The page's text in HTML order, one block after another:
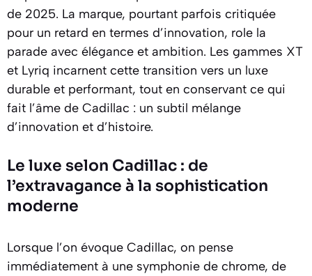
de 2025. La marque, pourtant parfois critiquée
pour un retard en termes d’innovation, role la
parade avec élégance et ambition. Les gammes XT
et Lyriq incarnent cette transition vers un luxe
durable et performant, tout en conservant ce qui
fait l’âme de Cadillac : un subtil mélange
d’innovation et d’histoire.
Le luxe selon Cadillac : de
l’extravagance à la sophistication
moderne
Lorsque l’on évoque Cadillac, on pense
immédiatement à une symphonie de chrome, de